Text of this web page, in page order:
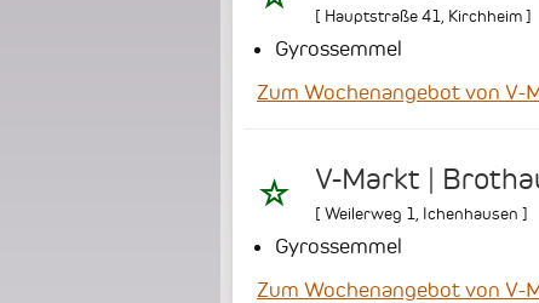
[ Hauptstraße 41 Kirchheim]
Gyrossemmel
Zum Wochenangebot von V-
V-Markt |
[ Weilerweg 1 Ichenhausen ]
Gyrossemmel
Zum Wochenangebot von V-